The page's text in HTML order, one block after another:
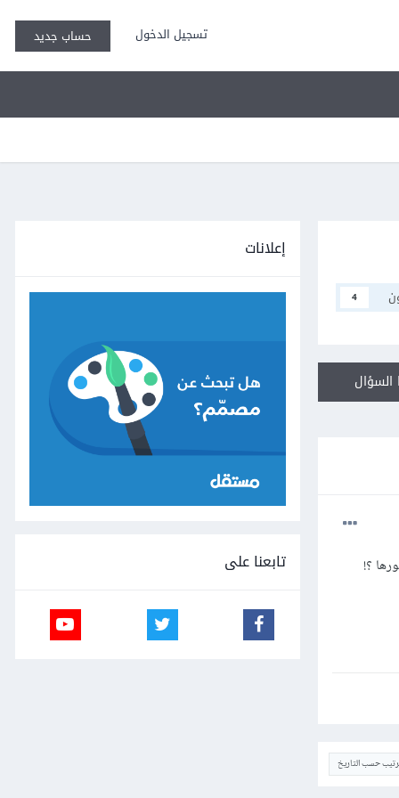
تسجيل الدخول حساب جديد
4
؟!
حسب التاريخ
إعلانات
تابعنا على